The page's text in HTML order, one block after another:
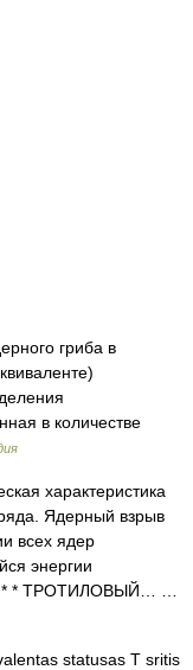
гриба в
в количестве
характеристика
Ядерный взрыв
всех ядер
энергии
* * * ТРОТИЛОВЫЙ… …
statusas T sritis